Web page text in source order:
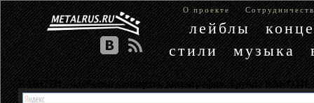
О проекте
лейблы
стили
музыка
RAKOTH - альбомы, концерты, дискография. Группа RAKOTH